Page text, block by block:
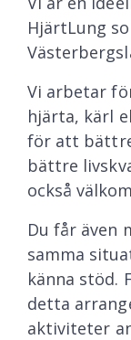
HjärtLung
Vi arbetar
hjärta, kärl
för att
bättre
också
Du får även
samma
känna stöd.
detta
aktiviteter